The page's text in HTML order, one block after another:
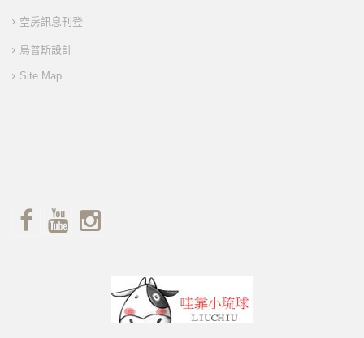
空房訊息刊登
烏普斯設計
Site Map